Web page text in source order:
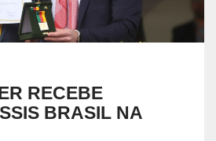
RECEBE
BRASIL NA